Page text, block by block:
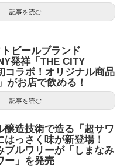
記事を読む
ビールブランド
発祥「THE CITY
コラボ！オリジナル商品
がお店で飲める！
記事を読む
醸造技術で造る「超サワ
はっさく味が新登場！
ブルワリーが「しまなみ
ー」を発売